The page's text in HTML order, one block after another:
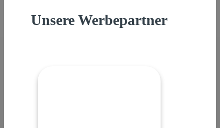
Unsere Werbepartner